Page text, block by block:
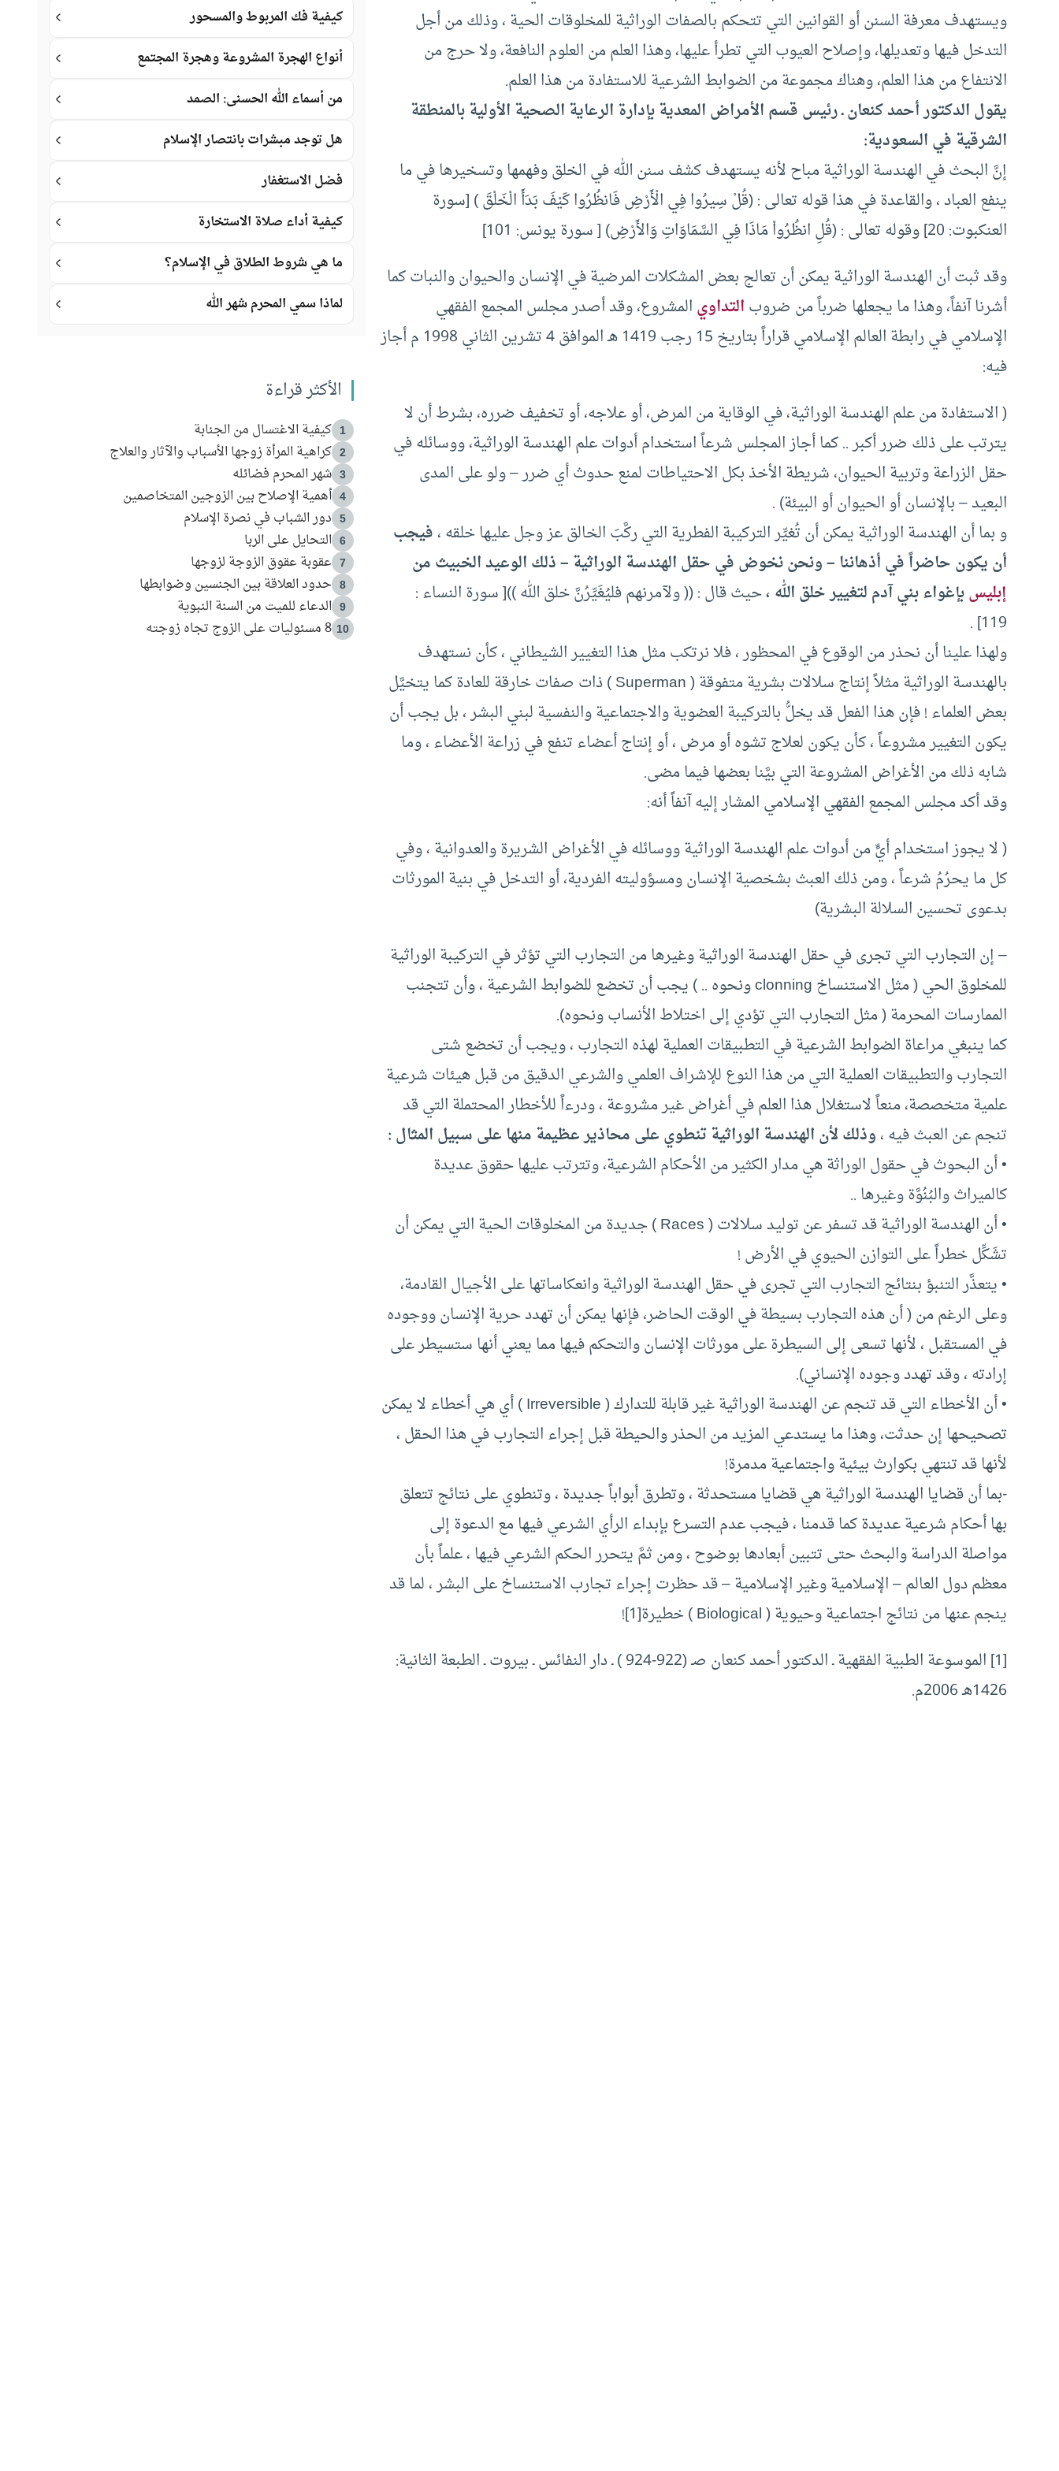
ويستهدف معرفة السنن أو القوانين التي تتحكم بالصفات الوراثية للمخلوقات الحية ، وذلك من أجل
التدخل فيها وتعديلها، وإصلاح العيوب التي تطرأ عليها، وهذا العلم من العلوم النافعة، ولا حرج من
الانتفاع من هذا العلم، وهناك مجموعة من الضوابط الشرعية للاستفادة من هذا العلم.
يقول الدكتور أحمد كنعان ـ رئيس قسم الأمراض المعدية بإدارة الرعاية الصحية الأولية بالمنطقة
الشرقية في السعودية:
إنَّ البحث في الهندسة الوراثية مباح لأنه يستهدف كشف سنن الله في الخلق وفهمها وتسخيرها في ما
ينفع العباد ، والقاعدة في هذا قوله تعالى : (قُلْ سِيرُوا فِي الْأَرْضِ فَانظُرُوا كَيْفَ بَدَأَ الْخَلْقَ ) [سورة
العنكبوت: 20] وقوله تعالى : (قُلِ انظُرُواْ مَاذَا فِي السَّمَاوَاتِ وَالأَرْضِ) [ سورة يونس: 101]
وقد ثبت أن الهندسة الوراثية يمكن أن تعالج بعض المشكلات المرضية في الإنسان والحيوان والنبات كما
أشرنا آنفاً، وهذا ما يجعلها ضرباً من ضروبالتداويالمشروع، وقد أصدر مجلس المجمع الفقهي
الإسلامي في رابطة العالم الإسلامي قراراً بتاريخ 15 رجب 1419 هـ الموافق 4 تشرين الثاني 1998 م أجاز
فيه:
( الاستفادة من علم الهندسة الوراثية، في الوقاية من المرض، أو علاجه، أو تخفيف ضرره، بشرط أن لا
يترتب على ذلك ضرر أكبر .. كما أجاز المجلس شرعاً استخدام أدوات علم الهندسة الوراثية، ووسائله في
حقل الزراعة وتربية الحيوان، شريطة الأخذ بكل الاحتياطات لمنع حدوث أي ضرر – ولو على المدى
البعيد – بالإنسان أو الحيوان أو البيئة) .
و بما أن الهندسة الوراثية يمكن أن تُغيِّر التركيبة الفطرية التي ركَّبَ الخالق عز وجل عليها خلقه ،فيجب
أن يكون حاضراً في أذهاننا – ونحن نخوض في حقل الهندسة الوراثية – ذلك الوعيد الخبيث من
إبليسبإغواء بني آدم لتغيير خلق الله ،حيث قال : (( ولآمرنهم فليُغَيِّرُنَّ خلق الله ))[ سورة النساء :
119] .
ولهذا علينا أن نحذر من الوقوع في المحظور ، فلا نرتكب مثل هذا التغيير الشيطاني ، كأن نستهدف
بالهندسة الوراثية مثلاً إنتاج سلالات بشرية متفوقة ( Superman ) ذات صفات خارقة للعادة كما يتخيَّل
بعض العلماء ! فإن هذا الفعل قد يخلُّ بالتركيبة العضوية والاجتماعية والنفسية لبني البشر ، بل يجب أن
يكون التغيير مشروعاً ، كأن يكون لعلاج تشوه أو مرض ، أو إنتاج أعضاء تنفع في زراعة الأعضاء ، وما
شابه ذلك من الأغراض المشروعة التي بيَّنا بعضها فيما مضى.
وقد أكد مجلس المجمع الفقهي الإسلامي المشار إليه آنفاً أنه:
( لا يجوز استخدام أيٍّ من أدوات علم الهندسة الوراثية ووسائله في الأغراض الشريرة والعدوانية ، وفي
كل ما يحرُمُ شرعاً ، ومن ذلك العبث بشخصية الإنسان ومسؤوليته الفردية، أو التدخل في بنية المورثات
بدعوى تحسين السلالة البشرية)
– إن التجارب التي تجرى في حقل الهندسة الوراثية وغيرها من التجارب التي تؤثر في التركيبة الوراثية
للمخلوق الحي ( مثل الاستنساخ clonning ونحوه .. ) يجب أن تخضع للضوابط الشرعية ، وأن تتجنب
الممارسات المحرمة ( مثل التجارب التي تؤدي إلى اختلاط الأنساب ونحوه).
كما ينبغي مراعاة الضوابط الشرعية في التطبيقات العملية لهذه التجارب ، ويجب أن تخضع شتى
التجارب والتطبيقات العملية التي من هذا النوع للإشراف العلمي والشرعي الدقيق من قبل هيئات شرعية
علمية متخصصة، منعاً لاستغلال هذا العلم في أغراض غير مشروعة ، ودرءاً للأخطار المحتملة التي قد
تنجم عن العبث فيه ،وذلك لأن الهندسة الوراثية تنطوي على محاذير عظيمة منها على سبيل المثال :
• أن البحوث في حقول الوراثة هي مدار الكثير من الأحكام الشرعية، وتترتب عليها حقوق عديدة
كالميراث والبُنُوَّة وغيرها ..
• أن الهندسة الوراثية قد تسفر عن توليد سلالات ( Races ) جديدة من المخلوقات الحية التي يمكن أن
تشَكِّل خطراً على التوازن الحيوي في الأرض !
• يتعذَّر التنبؤ بنتائج التجارب التي تجرى في حقل الهندسة الوراثية وانعكاساتها على الأجيال القادمة،
وعلى الرغم من ( أن هذه التجارب بسيطة في الوقت الحاضر، فإنها يمكن أن تهدد حرية الإنسان ووجوده
في المستقبل ، لأنها تسعى إلى السيطرة على مورثات الإنسان والتحكم فيها مما يعني أنها ستسيطر على
إرادته ، وقد تهدد وجوده الإنساني).
• أن الأخطاء التي قد تنجم عن الهندسة الوراثية غير قابلة للتدارك ( Irreversible ) أي هي أخطاء لا يمكن
تصحيحها إن حدثت، وهذا ما يستدعي المزيد من الحذر والحيطة قبل إجراء التجارب في هذا الحقل ،
لأنها قد تنتهي بكوارث بيئية واجتماعية مدمرة!
-بما أن قضايا الهندسة الوراثية هي قضايا مستحدثة ، وتطرق أبواباً جديدة ، وتنطوي على نتائج تتعلق
بها أحكام شرعية عديدة كما قدمنا ، فيجب عدم التسرع بإبداء الرأي الشرعي فيها مع الدعوة إلى
مواصلة الدراسة والبحث حتى تتبين أبعادها بوضوح ، ومن ثمَّ يتحرر الحكم الشرعي فيها ، علماً بأن
معظم دول العالم – الإسلامية وغير الإسلامية – قد حظرت إجراء تجارب الاستنساخ على البشر ، لما قد
ينجم عنها من نتائج اجتماعية وحيوية ( Biological ) خطيرة[1]!
[1] الموسوعة الطبية الفقهية ـ الدكتور أحمد كنعان صـ (922-924 ) ـ دار النفائس ـ بيروت ـ الطبعة الثانية:
1426هـ 2006م.
كيفية فك المربوط والمسحور
أنواع الهجرة المشروعة وهجرة المجتمع
من أسماء الله الحسنى: الصمد
هل توجد مبشرات بانتصار الإسلام
فضل الاستغفار
كيفية أداء صلاة الاستخارة
ما هي شروط الطلاق في الإسلام؟
لماذا سمي المحرم شهر الله
الأكثر قراءة
1 كيفية الاغتسال من الجنابة
2 كراهية المرأة زوجها الأسباب والآثار والعلاج
3 شهر المحرم فضائله
4 أهمية الإصلاح بين الزوجين المتخاصمين
5 دور الشباب في نصرة الإسلام
6 التحايل على الربا
7 عقوبة عقوق الزوجة لزوجها
8 حدود العلاقة بين الجنسين وضوابطها
9 الدعاء للميت من السنة النبوية
10 8 مسئوليات على الزوج تجاه زوجته